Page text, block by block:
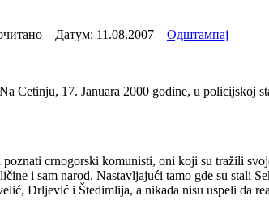
Датум: 11.08.2007 Одштампај
Cetinju, 17. Januara 2000 godine, u policijskoj
crnogorski komunisti, oni koji su tražili
i sam narod. Nastavljajući tamo gde su stali
Drljević i Štedimlija, a nikada nisu uspeli da